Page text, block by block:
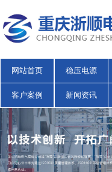
网站首页 稳压电源
客户案例 新闻资讯